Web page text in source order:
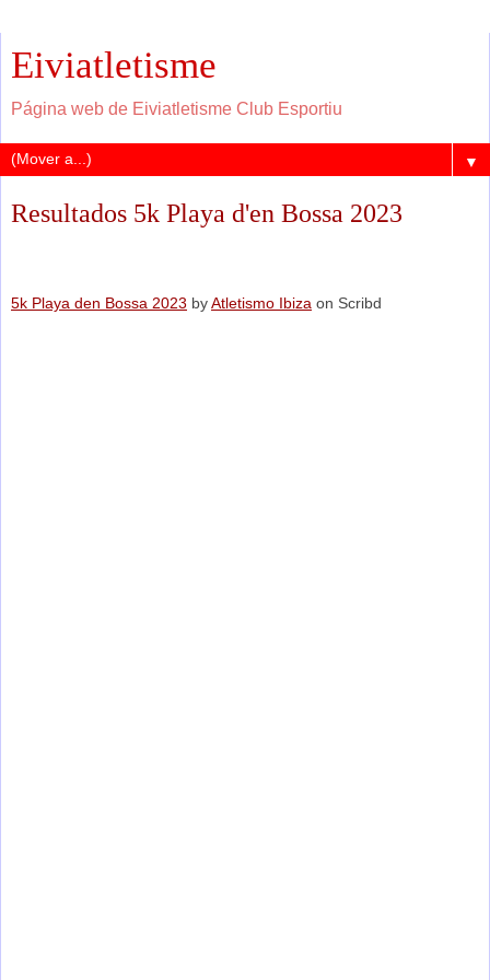
Eiviatletisme
Página web de Eiviatletisme Club Esportiu
▼
Resultados 5k Playa d'en Bossa 2023
5k Playa den Bossa 2023 byAtletismo Ibiza on Scribd